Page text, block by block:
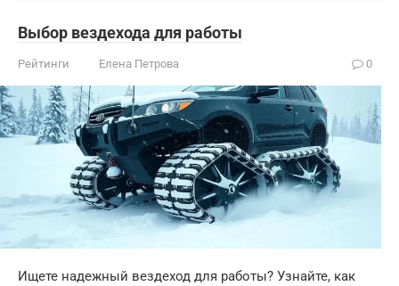
Выбор вездехода для работы
Рейтинги Елена Петрова 0
Ищете надежный вездеход для работы? Узнайте, как